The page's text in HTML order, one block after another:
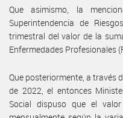
Que asimismo, la
Superintendencia de
trimestral del valor de la
Enfermedades Profesionales
Que posteriormente, a través
de 2022, el entonces
Social dispuso que el